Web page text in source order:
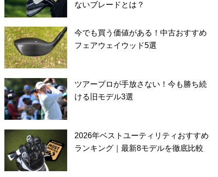
ないブレードとは？
今でも買う価値がある！中古おすすめ
フェアウェイウッド5選
ツアープロが手放さない！今も勝ち続
ける旧モデル3選
2026年ベストユーティリティおすすめ
ランキング｜最新8モデルを徹底比較